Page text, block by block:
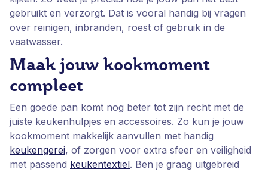
gebruikt en verzorgt. Dat is vooral handig bij vragen
over reinigen, inbranden, roest of gebruik in de
vaatwasser.
Maak jouw kookmoment
compleet
Een goede pan komt nog beter tot zijn recht met de
juiste keukenhulpjes en accessoires. Zo kun je jouw
kookmoment makkelijk aanvullen met handig
keukengerei, of zorgen voor extra sfeer en veiligheid
met passend keukentextiel. Ben je graag uitgebreid